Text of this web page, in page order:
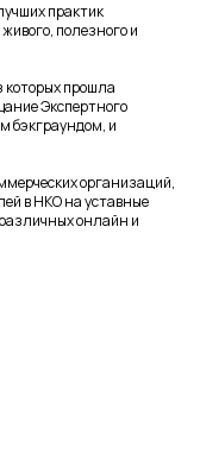
практик
полезного и
которых прошла
Экспертного
бэкграундом, и
организаций,
в НКО на уставные
онлайн и